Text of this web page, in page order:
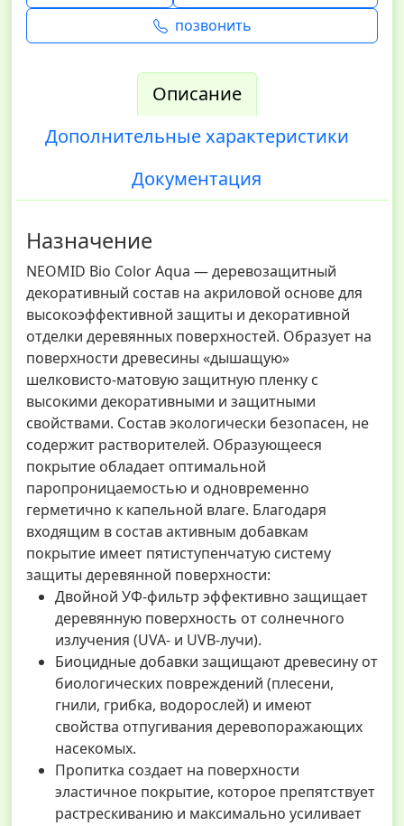
позвонить
Описание
Дополнительные характеристики
Документация
Назначение
NEOMID Bio Color Aqua — деревозащитный
декоративный состав на акриловой основе для
высокоэффективной защиты и декоративной
отделки деревянных поверхностей. Образует на
поверхности древесины «дышащую»
шелковисто-матовую защитную пленку с
высокими декоративными и защитными
свойствами. Состав экологически безопасен, не
содержит растворителей. Образующееся
покрытие обладает оптимальной
паропроницаемостью и одновременно
герметично к капельной влаге. Благодаря
входящим в состав активным добавкам
покрытие имеет пятиступенчатую систему
защиты деревянной поверхности:
Двойной УФ-фильтр эффективно защищает
деревянную поверхность от солнечного
излучения (UVA- и UVB-лучи).
Биоцидные добавки защищают древесину от
биологических повреждений (плесени,
гнили, грибка, водорослей) и имеют
свойства отпугивания деревопоражающих
насекомых.
Пропитка создает на поверхности
эластичное покрытие, которое препятствует
растрескиванию и максимально усиливает